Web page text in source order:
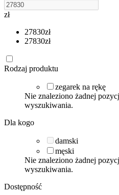
zł
27830zł
27830zł
Rodzaj produktu
zegarek na rękę
Nie znaleziono żadnej
wyszukiwania.
Dla kogo
damski
męski
Nie znaleziono żadnej
wyszukiwania.
Dostępność